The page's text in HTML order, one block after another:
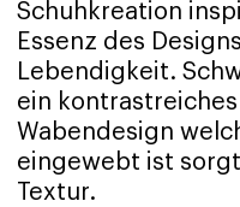
Schuhkreation
Essenz des
Lebendigkeit.
ein
Wabendesign
eingewebt ist
Textur.